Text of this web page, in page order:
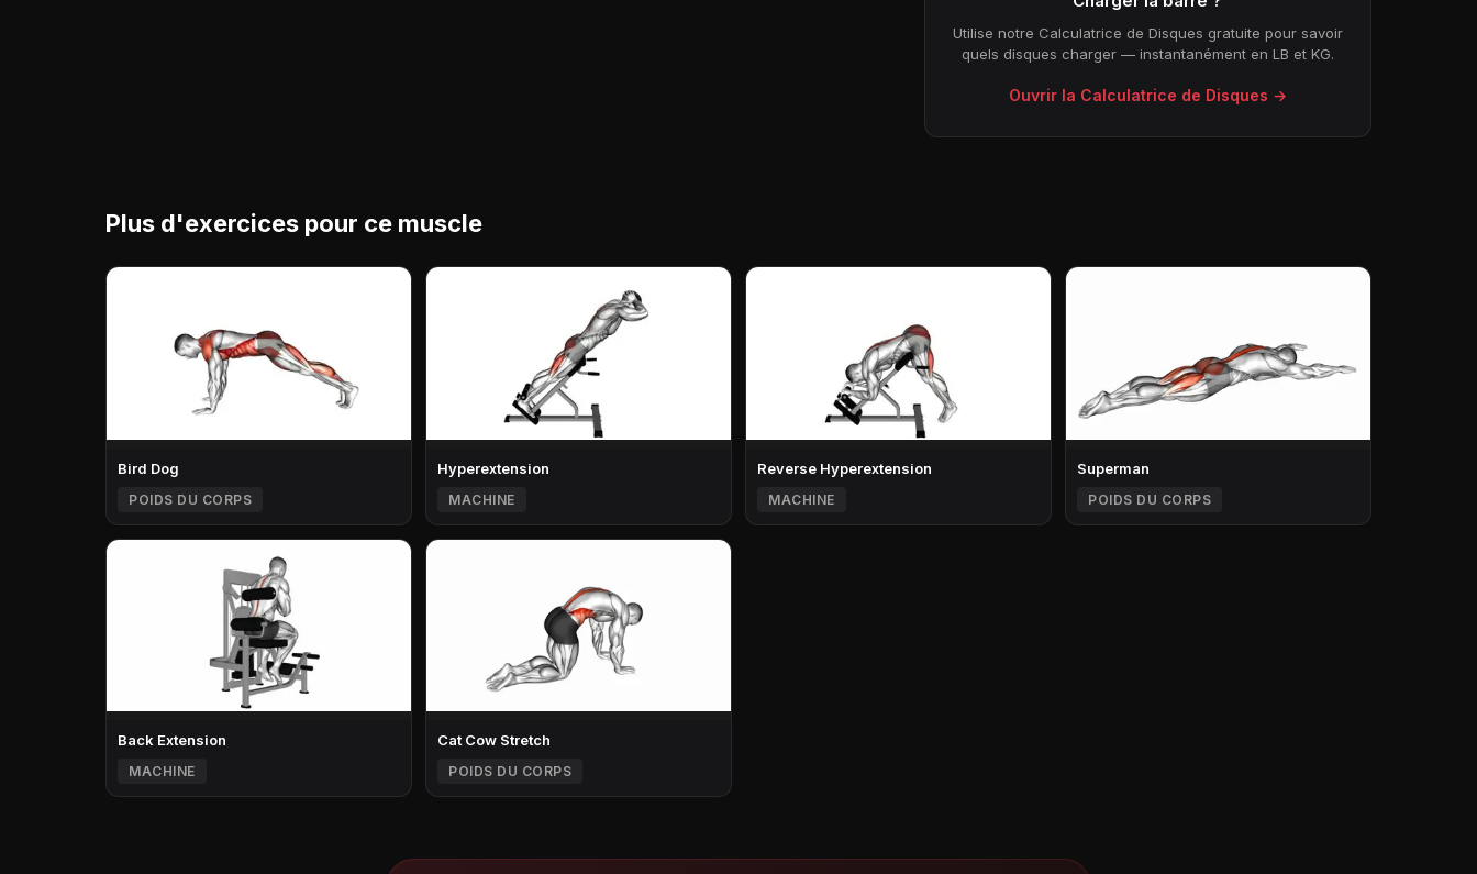
Utilise notre Calculatrice de Disques gratuite pour savoir
quels disques charger — instantanément en LB et KG.
Ouvrir la Calculatrice de Disques →
Plus d'exercices pour ce muscle
Bird Dog
POIDS DU CORPS
Hyperextension
MACHINE
Reverse Hyperextension
MACHINE
Superman
POIDS DU CORPS
Back Extension
MACHINE
Cat Cow Stretch
POIDS DU CORPS